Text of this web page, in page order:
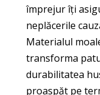
împrejur îți
neplăcerile
Materialul
transforma
durabilitatea
proaspăt pe